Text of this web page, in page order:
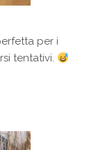
per i
tentativi.